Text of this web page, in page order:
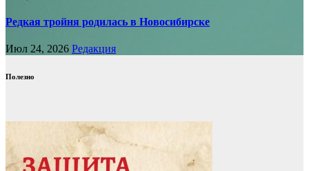
Редкая тройня родилась в Новосибирске
Июл 24, 2026 Редакция
Полезно